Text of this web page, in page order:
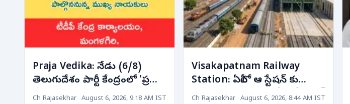
Praja Vedika: నేడు (6/8)
తెలుగుదేశం పార్టీ కేంద్రంలో 'ప్రజా
వేదిక' కార్యక్రమం! పాల్గొననున్న
Ch Rajasekhar August 6, 2026, 9:18 AM IST
Visakapatnam Railway
Station: ఏపీలో ఆ స్టేషన్ కు
మహర్దశ... రూ.299 కోట్లతో హైటెక్
Ch Rajasekhar August 6, 2026, 8:44 AM IST